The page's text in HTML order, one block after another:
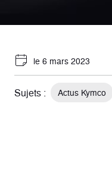
le 6 mars 2023
Sujets : Actus Kymco